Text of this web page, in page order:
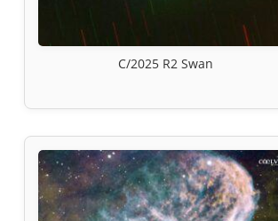
C/2025 R2 Swan